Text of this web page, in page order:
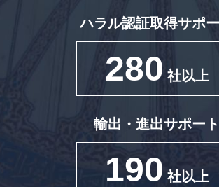
ハラル認証取得サポ
280 社以上
輸出・進出サポート
190 社以上